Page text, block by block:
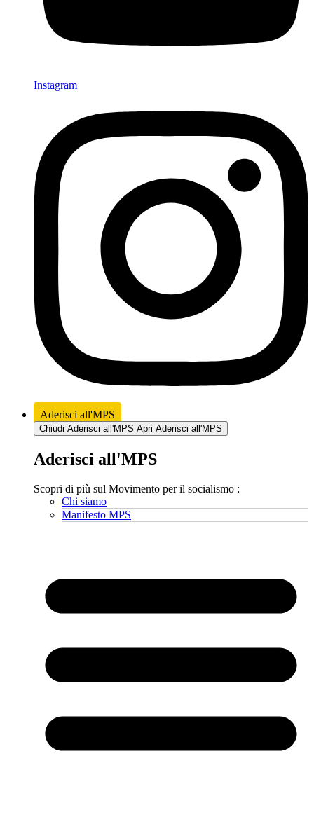
Instagram
Aderisci all'MPS
Chiudi Aderisci all'MPS Apri Aderisci all'MPS
Aderisci all'MPS
Scopri di più sul Movimento per il socialismo :
Chi siamo
Manifesto MPS